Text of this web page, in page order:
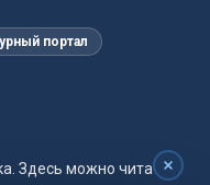
портал
Здесь можно читать